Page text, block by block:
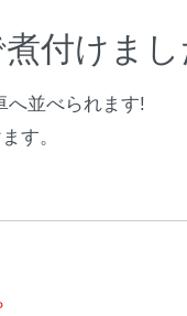
付けまし
へ並べられます!
す。